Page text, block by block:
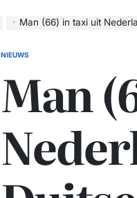
Man (66) in taxi uit
GEPLAATST
NIEUWS
Man